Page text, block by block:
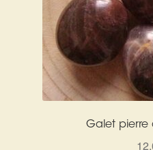
Galet pierre